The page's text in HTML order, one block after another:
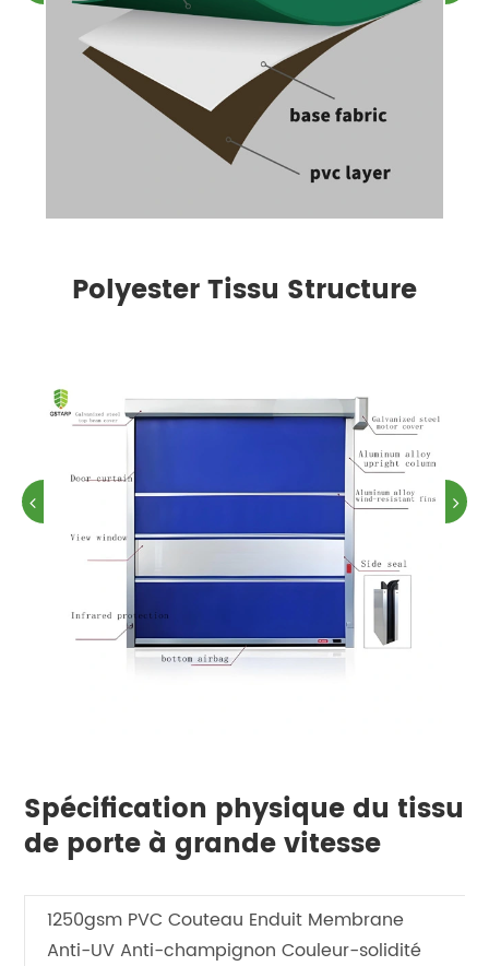
Polyester Tissu Structure
Spécification physique du tissu
de porte à grande vitesse
1250gsm PVC Couteau Enduit Membrane
Anti-UV Anti-champignon Couleur-solidité